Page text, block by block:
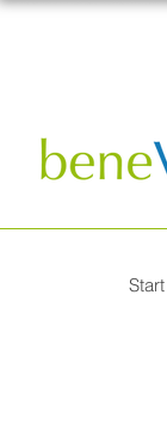
Start